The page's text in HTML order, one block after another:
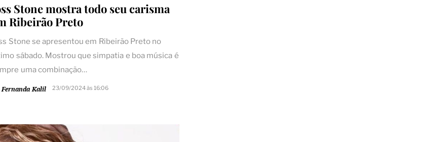
Stone mostra todo seu carisma
Ribeirão Preto
Stone se apresentou em Ribeirão Preto no
sábado. Mostrou que simpatia e boa música é
uma combinação…
Fernanda Kalil 23/09/2024 às 16:06